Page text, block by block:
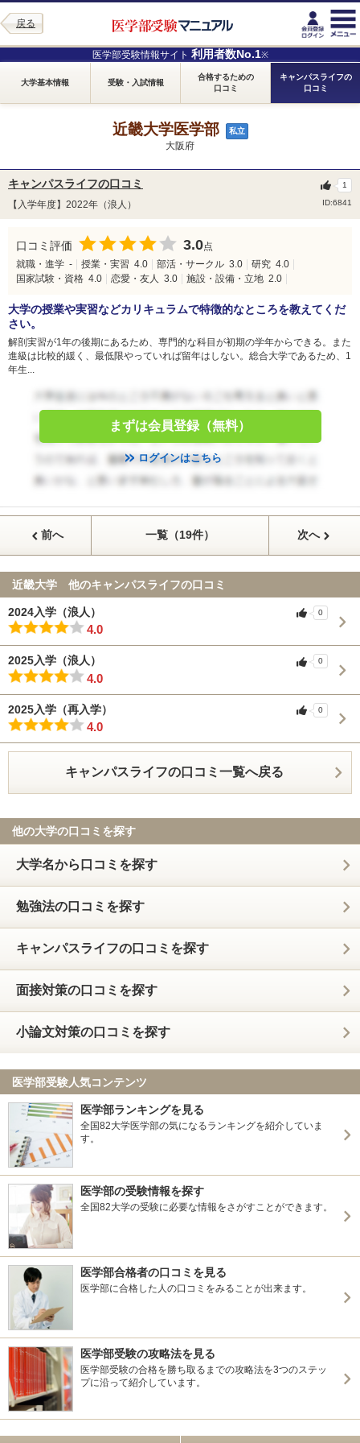
戻る
医学部受験情報サイト 利用者数No.1※
大学基本情報 受験・入試情報
合格するための
口コミ
キャンパスライフの
口コミ
近畿大学医学部 私立
大阪府
キャンパスライフの口コミ
【入学年度】2022年（浪人） ID:6841
1
口コミ評価 3.0点
就職・進学 - 授業・実習 4.0 部活・サークル 3.0 研究 4.0
国家試験・資格 4.0 恋愛・友人 3.0 施設・設備・立地 2.0
大学の授業や実習などカリキュラムで特徴的なところを教えてくだ
さい。
解剖実習が1年の後期にあるため、専門的な科目が初期の学年からできる。また
進級は比較的緩く、最低限やっていれば留年はしない。総合大学であるため、1
年生...
まずは会員登録（無料）
ログインはこちら
前へ 一覧（19件） 次へ
近畿大学 他のキャンパスライフの口コミ
2024入学（浪人）
4.0
0
2025入学（浪人）
4.0
0
2025入学（再入学）
4.0
0
キャンパスライフの口コミ一覧へ戻る
他の大学の口コミを探す
大学名から口コミを探す
勉強法の口コミを探す
キャンパスライフの口コミを探す
面接対策の口コミを探す
小論文対策の口コミを探す
医学部受験人気コンテンツ
医学部ランキングを見る
全国82大学医学部の気になるランキングを紹介していま
す。
医学部の受験情報を探す
全国82大学の受験に必要な情報をさがすことができます。
医学部合格者の口コミを見る
医学部に合格した人の口コミをみることが出来ます。
医学部受験の攻略法を見る
医学部受験の合格を勝ち取るまでの攻略法を3つのステッ
プに沿って紹介しています。